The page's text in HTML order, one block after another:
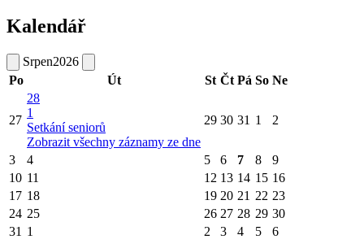
Kalendář
Srpen2026
Po
Út St Čt Pá So Ne
27
28
1
Setkání seniorů
Zobrazit všechny záznamy ze dne
29 30 31 1 2
3 4 5 6 7 8
9
10 11 12 13 14 15 16
17 18 19 20 21 22 23
24 25 26 27 28 29 30
31 1 2 3 4 5 6